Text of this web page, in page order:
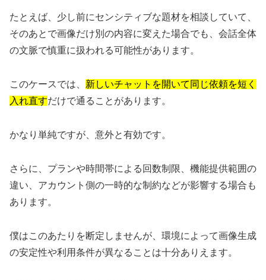
たとえば、少し前にセンシティブな題材を相談していて、
そのあとで画像だけ別の内容に変えた場合でも、会話全体
の文脈で慎重に扱われる可能性があります。
このケースでは、 新しいチャットを開いて同じ依頼を短く
入れ直すだけで通ることがあります。
かなり単純ですが、意外と有効です。
さらに、プランや時間帯による回数制限、機能提供範囲の
違い、アカウント側の一時的な制約などが影響する場合も
あります。
僕はこのあたりを断定しませんが、環境によって画像生成
の安定性や利用条件が異なることは十分ありえます。